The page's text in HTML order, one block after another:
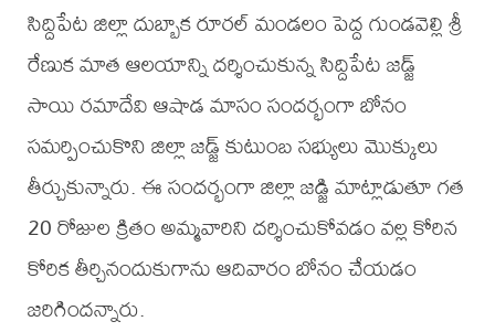
సిద్దిపేట జిల్లా దుబ్బాక రూరల్ మండలం పెద్ద గుండవెల్లి శ్రీ
రేణుక మాత ఆలయాన్ని దర్శించుకున్న సిద్దిపేట జడ్జ్
సాయి రమాదేవి ఆషాడ మాసం సందర్భంగా బోనం
సమర్పించుకొని జిల్లా జడ్జ్ కుటుంబ సభ్యులు మొక్కులు
తీర్చుకున్నారు. ఈ సందర్భంగా జిల్లా జడ్జి మాట్లాడుతూ గత
20 రోజుల క్రితం అమ్మవారిని దర్శించుకోవడం వల్ల కోరిన
కోరిక తీర్చినందుకుగాను ఆదివారం బోనం చేయడం
జరిగిందన్నారు.